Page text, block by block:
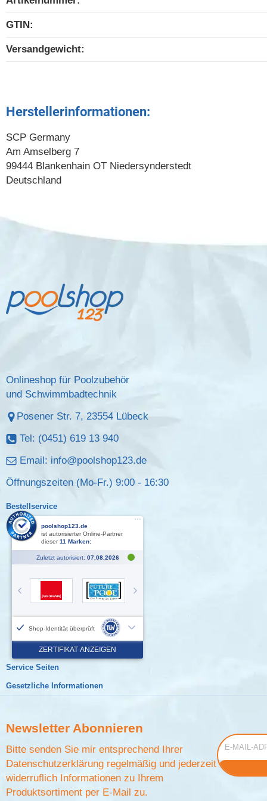
GTIN:
Versandgewicht‍:
Herstellerinformationen:
SCP Germany
Am Amselberg 7
99444 Blankenhain OT Niedersynderstedt
Deutschland
Onlineshop für Poolzubehör
und Schwimmbadtechnik
Posener Str. 7, 23554 Lübeck
Tel: (0451) 619 13 940
Email: info@poolshop123.de
Öffnungszeiten (Mo-Fr.) 9:00 - 16:30
Bestellservice
Service Seiten
Gesetzliche Informationen
Newsletter Abonnieren
Bitte senden Sie mir entsprechend Ihrer
Datenschutzerklärung regelmäßig und jederzeit
widerruflich Informationen zu Ihrem
Produktsortiment per E-Mail zu.
E-Mail-Adresse